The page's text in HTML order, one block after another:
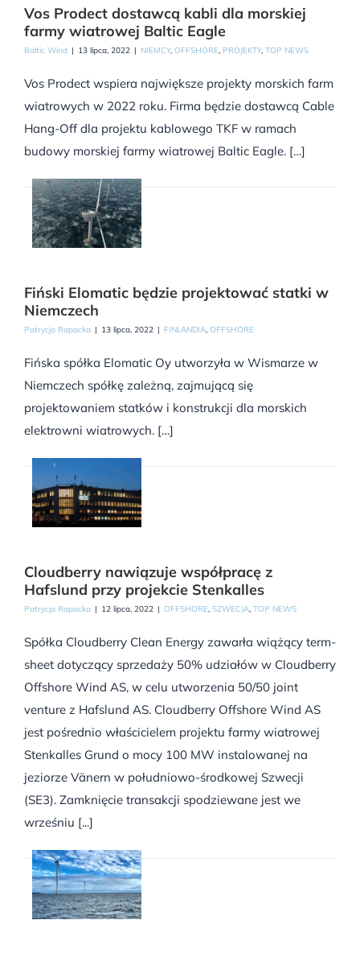
Vos Prodect dostawcą kabli dla morskiej
farmy wiatrowej Baltic Eagle
Baltic Wind | 13 lipca, 2022 | NIEMCY, OFFSHORE, PROJEKTY, TOP NEWS
Vos Prodect wspiera największe projekty morskich farm
wiatrowych w 2022 roku. Firma będzie dostawcą Cable
Hang-Off dla projektu kablowego TKF w ramach
budowy morskiej farmy wiatrowej Baltic Eagle. […]
Fiński Elomatic będzie projektować statki w
Niemczech
Patrycja Rapacka | 13 lipca, 2022 | FINLANDIA, OFFSHORE
Fińska spółka Elomatic Oy utworzyła w Wismarze w
Niemczech spółkę zależną, zajmującą się
projektowaniem statków i konstrukcji dla morskich
elektrowni wiatrowych. […]
Cloudberry nawiązuje współpracę z
Hafslund przy projekcie Stenkalles
Patrycja Rapacka | 12 lipca, 2022 | OFFSHORE, SZWECJA, TOP NEWS
Spółka Cloudberry Clean Energy zawarła wiążący term-
sheet dotyczący sprzedaży 50% udziałów w Cloudberry
Offshore Wind AS, w celu utworzenia 50/50 joint
venture z Hafslund AS. Cloudberry Offshore Wind AS
jest pośrednio właścicielem projektu farmy wiatrowej
Stenkalles Grund o mocy 100 MW instalowanej na
jeziorze Vänern w południowo-środkowej Szwecji
(SE3). Zamknięcie transakcji spodziewane jest we
wrześniu [...]